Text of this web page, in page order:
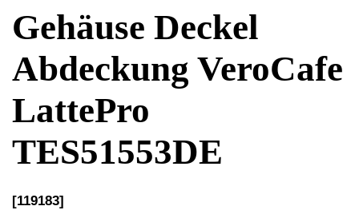
[119183]
** Der angegebene Preis ist ein Endpreis zzgl.
Versandkosten. Gemäß § 19 UStG erheben wir
keine Umsatzsteuer und weisen diese folglich
auch nicht aus (Kleinunternehmerstatus)
Ersatzteile Gebrauchteware